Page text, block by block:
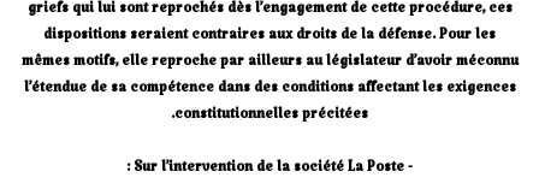
griefs qui lui sont reprochés dès l’engagement de cette procédure, ces
dispositions seraient contraires aux droits de la défense. Pour les
mêmes motifs, elle reproche par ailleurs au législateur d’avoir méconnu
l’étendue de sa compétence dans des conditions affectant les exigences
constitutionnelles précitées.
- Sur l’intervention de la société La Poste :